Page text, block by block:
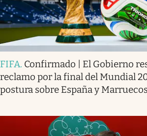
FIFA. Confirmado | El Gobierno
reclamo por la final del Mundial
postura sobre España y Marruecos